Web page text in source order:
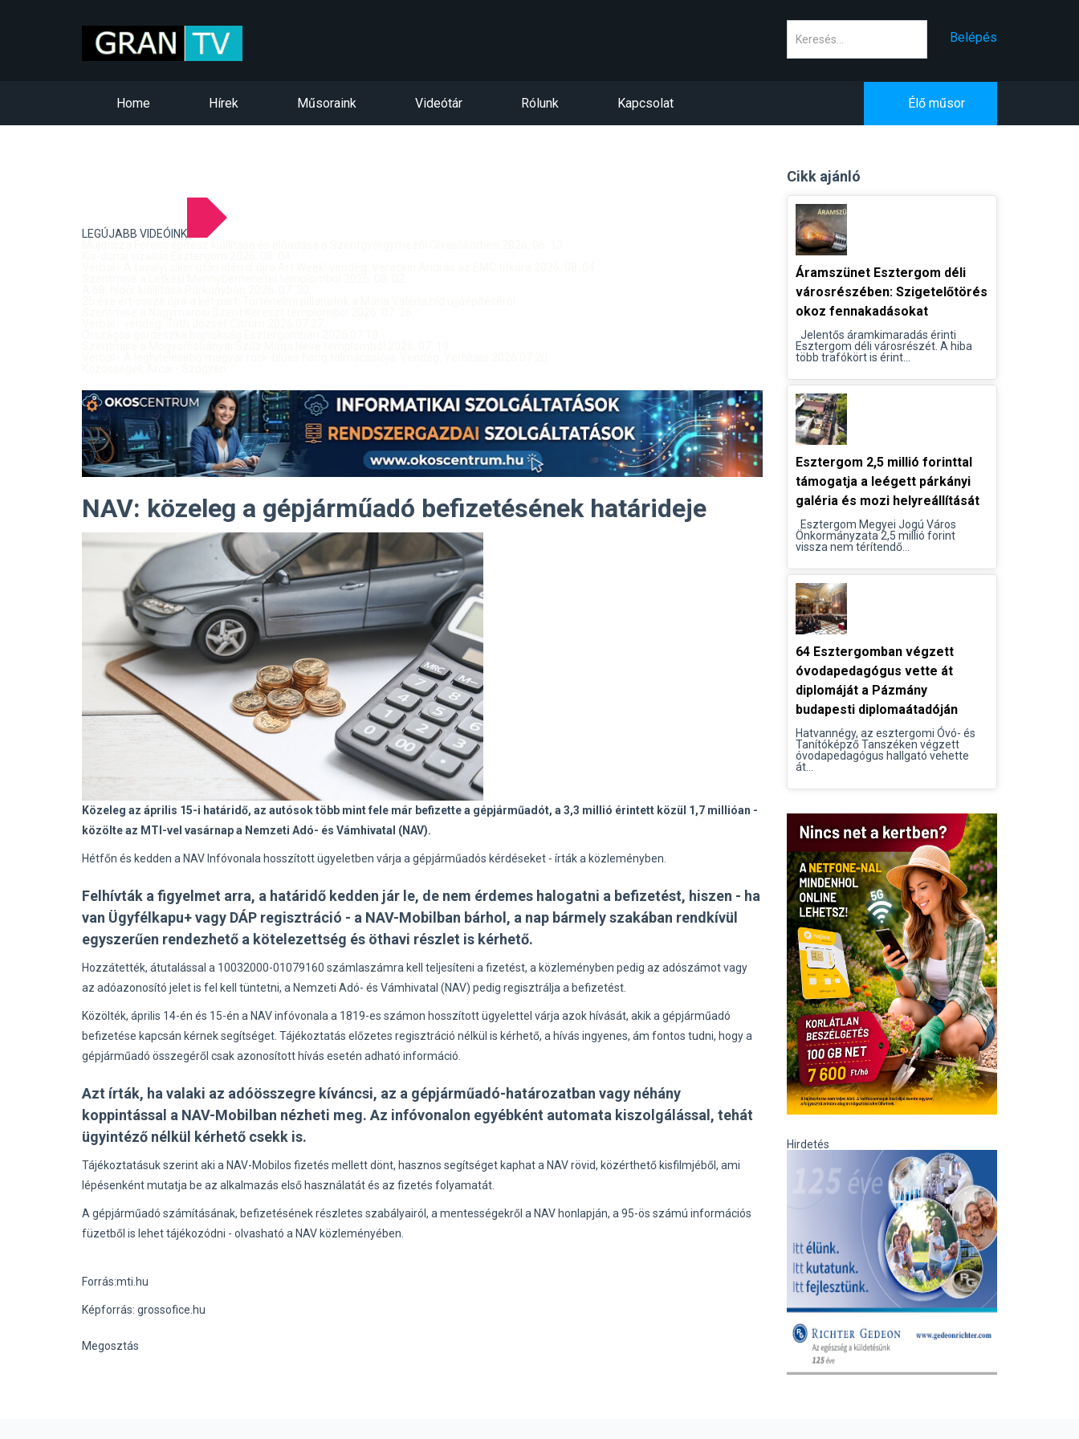
Belépés
Home Hírek Műsoraink Videótár Rólunk Kapcsolat Élő műsor
LEGÚJABB VIDEÓINK
NAV: közeleg a gépjárműadó befizetésének határideje
Közeleg az április 15-i határidő, az autósok több mint fele már befizette a gépjárműadót, a 3,3 millió érintett közül 1,7 millióan -
közölte az MTI-vel vasárnap a Nemzeti Adó- és Vámhivatal (NAV).
Hétfőn és kedden a NAV Infóvonala hosszított ügyeletben várja a gépjárműadós kérdéseket - írták a közleményben.
Felhívták a figyelmet arra, a határidő kedden jár le, de nem érdemes halogatni a befizetést, hiszen - ha
van Ügyfélkapu+ vagy DÁP regisztráció - a NAV-Mobilban bárhol, a nap bármely szakában rendkívül
egyszerűen rendezhető a kötelezettség és öthavi részlet is kérhető.
Hozzátették, átutalással a 10032000-01079160 számlaszámra kell teljesíteni a fizetést, a közleményben pedig az adószámot vagy
az adóazonosító jelet is fel kell tüntetni, a Nemzeti Adó- és Vámhivatal (NAV) pedig regisztrálja a befizetést.
Közölték, április 14-én és 15-én a NAV infóvonala a 1819-es számon hosszított ügyelettel várja azok hívását, akik a gépjárműadó
befizetése kapcsán kérnek segítséget. Tájékoztatás előzetes regisztráció nélkül is kérhető, a hívás ingyenes, ám fontos tudni, hogy a
gépjárműadó összegéről csak azonosított hívás esetén adható információ.
Azt írták, ha valaki az adóösszegre kíváncsi, az a gépjárműadó-határozatban vagy néhány
koppintással a NAV-Mobilban nézheti meg. Az infóvonalon egyébként automata kiszolgálással, tehát
ügyintéző nélkül kérhető csekk is.
Tájékoztatásuk szerint aki a NAV-Mobilos fizetés mellett dönt, hasznos segítséget kaphat a NAV rövid, közérthető kisfilmjéből, ami
lépésenként mutatja be az alkalmazás első használatát és az fizetés folyamatát.
A gépjárműadó számításának, befizetésének részletes szabályairól, a mentességekről a NAV honlapján, a 95-ös számú információs
füzetből is lehet tájékozódni - olvasható a NAV közleményében.
Forrás:mti.hu
Képforrás: grossofice.hu
Megosztás
Cikk ajánló
Áramszünet Esztergom déli
városrészében: Szigetelőtörés
okoz fennakadásokat
Jelentős áramkimaradás érinti
Esztergom déli városrészét. A hiba
több trafókört is érint...
Esztergom 2,5 millió forinttal
támogatja a leégett párkányi
galéria és mozi helyreállítását
Esztergom Megyei Jogú Város
Önkormányzata 2,5 millió forint
vissza nem térítendő...
64 Esztergomban végzett
óvodapedagógus vette át
diplomáját a Pázmány
budapesti diplomaátadóján
Hatvannégy, az esztergomi Óvó- és
Tanítóképző Tanszéken végzett
óvodapedagógus hallgató vehette
át...
Hirdetés